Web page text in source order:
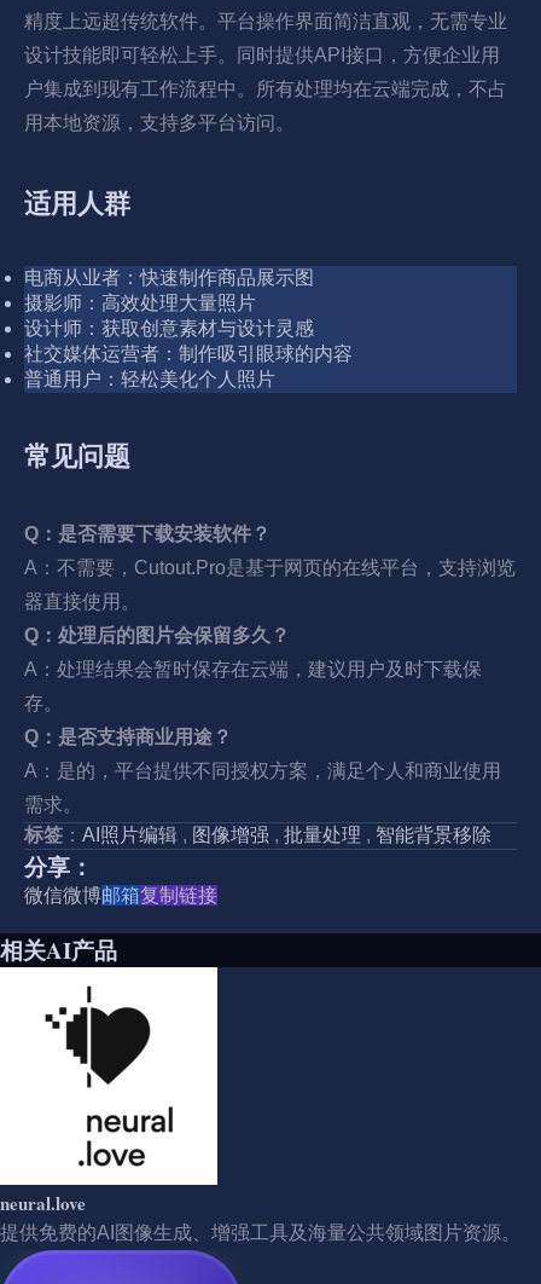
精度上远超传统软件。平台操作界面简洁直观，无需专业
设计技能即可轻松上手。同时提供API接口，方便企业用
户集成到现有工作流程中。所有处理均在云端完成，不占
用本地资源，支持多平台访问。
适用人群
电商从业者：快速制作商品展示图
摄影师：高效处理大量照片
设计师：获取创意素材与设计灵感
社交媒体运营者：制作吸引眼球的内容
普通用户：轻松美化个人照片
常见问题
Q：是否需要下载安装软件？
A：不需要，Cutout.Pro是基于网页的在线平台，支持浏览
器直接使用。
Q：处理后的图片会保留多久？
A：处理结果会暂时保存在云端，建议用户及时下载保
存。
Q：是否支持商业用途？
A：是的，平台提供不同授权方案，满足个人和商业使用
需求。
标签 ： AI照片编辑 , 图像增强 , 批量处理 , 智能背景移除
分享：
微信微博邮箱复制链接
相关AI产品
neural.love
提供免费的AI图像生成、增强工具及海量公共领域图片资源。